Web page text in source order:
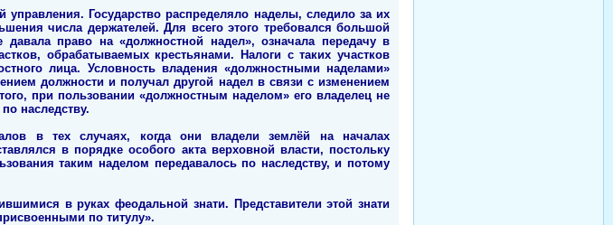
Государство распределяло наделы, следило за их
числа держателей. Для всего этого требовался большой
право на «должностной надел», означала передачу в
обрабатываемых крестьянами. Налоги с таких участков
лица. Условность владения «должностными наделами»
должности и получал другой надел в связи с изменением
при пользовании «должностным наделом» его владелец не
наследству.
в тех случаях, когда они владели землёй на началах
в порядке особого акта верховной власти, постольку
таким наделом передавалось по наследству, и потому
в руках феодальной знати. Представители этой знати
по титулу».